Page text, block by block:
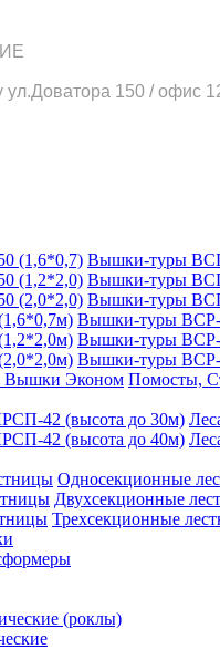
ул.Доватора 150 / офис
Вышки-туры
Вышки-туры
Вышки-туры
Вышки-туры
Вышки-туры
Вышки-туры
Помосты,
Односекционные
Двухсекционные
Трехсекционные
(роклы)